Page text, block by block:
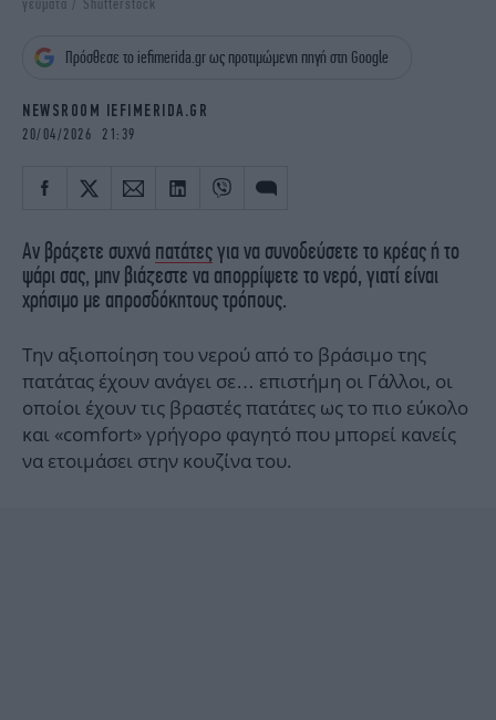
iBOOKS
OSCARS
NEWSLETTER
γεύματα / Shutterstock
Πρόσθεσε το iefimerida.gr ως προτιμώμενη πηγή στη Google
NEWSROOM IEFIMERIDA.GR
20/04/2026 21:39
Αν βράζετε συχνά πατάτεςγια να συνοδεύσετε το κρέας ή το
ψάρι σας, μην βιάζεστε να απορρίψετε το νερό, γιατί είναι
χρήσιμο με απροσδόκητους τρόπους.
Την αξιοποίηση του νερού από το βράσιμο της
πατάτας έχουν ανάγει σε… επιστήμη οι Γάλλοι, οι
οποίοι έχουν τις βραστές πατάτες ως το πιο εύκολο
και «comfort» γρήγορο φαγητό που μπορεί κανείς
να ετοιμάσει στην κουζίνα του.